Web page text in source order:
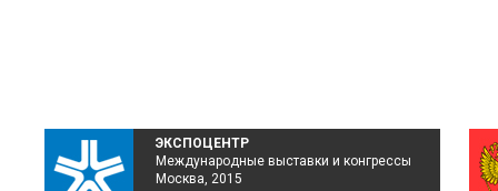
ЭКСПОЦЕНТР
Международные выставки и конгрессы
Москва, 2015